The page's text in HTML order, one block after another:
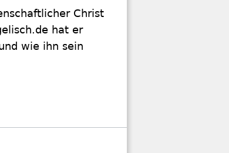
Christ
hat er
wie ihn sein